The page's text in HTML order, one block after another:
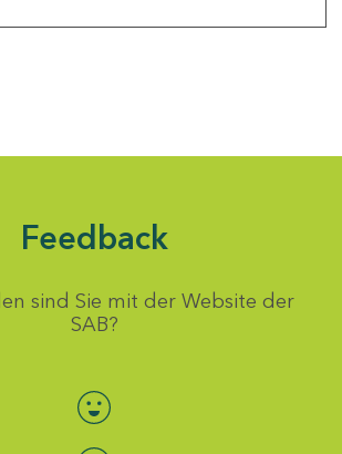
Feedback
sind Sie mit der Website der
SAB?
Bewertung auswählen